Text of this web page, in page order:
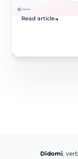
Read article
Didomi,